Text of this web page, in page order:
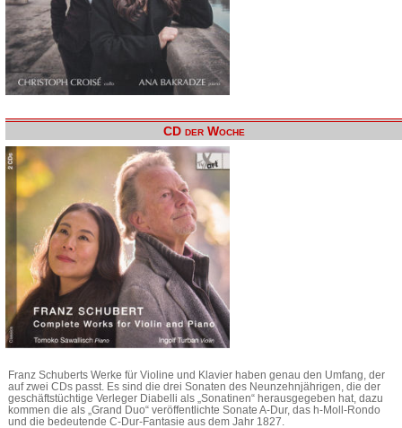
CD der Woche
Franz Schuberts Werke für Violine und Klavier haben genau den Umfang, der
auf zwei CDs passt. Es sind die drei Sonaten des Neunzehnjährigen, die der
geschäftstüchtige Verleger Diabelli als „Sonatinen“ herausgegeben hat, dazu
kommen die als „Grand Duo“ veröffentlichte Sonate A-Dur, das h-Moll-Rondo
und die bedeutende C-Dur-Fantasie aus dem Jahr 1827.